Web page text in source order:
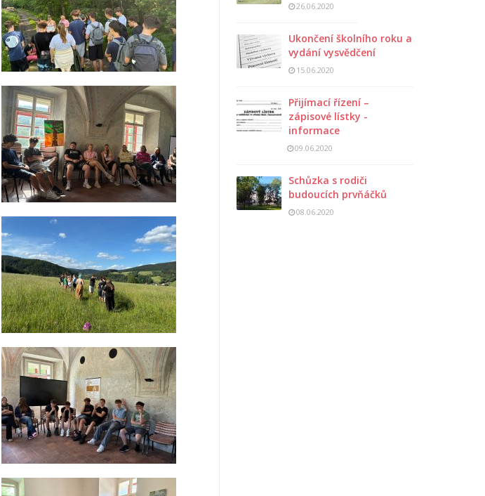
26.06.2020
Ukončení školního roku a
vydání vysvědčení
15.06.2020
Přijímací řízení –
zápisové lístky -
informace
09.06.2020
Schůzka s rodiči
budoucích prvňáčků
08.06.2020